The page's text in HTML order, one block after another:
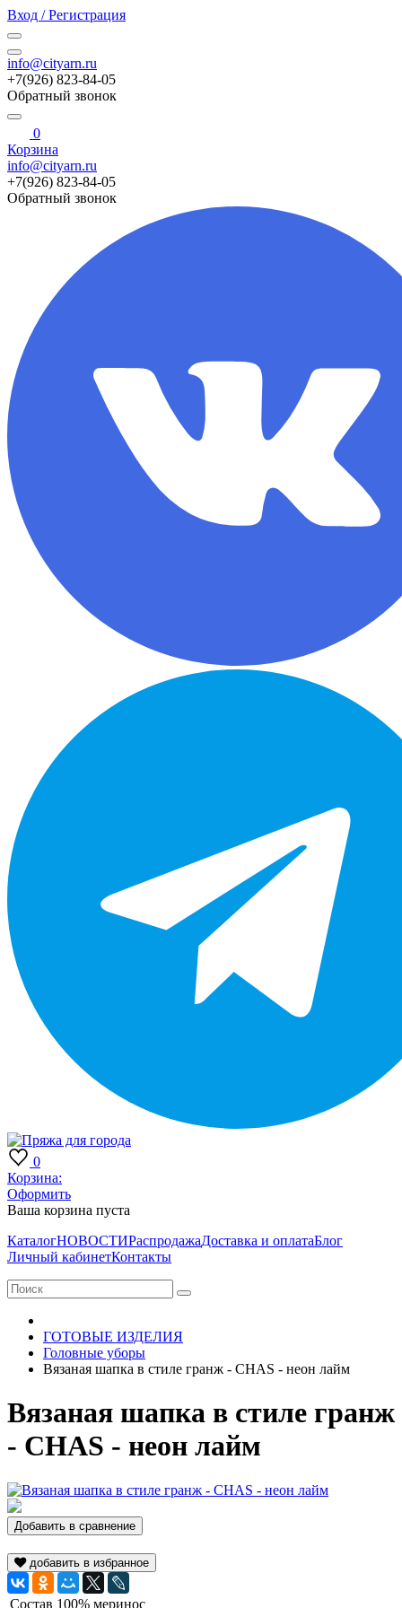
Вход / Регистрация
info@cityarn.ru
+7(926) 823-84-05
Обратный звонок
0
Корзина
info@cityarn.ru
+7(926) 823-84-05
Обратный звонок
0
Корзина:
Оформить
Ваша корзина пуста
КаталогНОВОСТИРаспродажаДоставка и оплатаБлог
Личный кабинетКонтакты
ГОТОВЫЕ ИЗДЕЛИЯ
Головные уборы
Вязаная шапка в стиле гранж - CHAS - неон лайм
Вязаная шапка в стиле гранж
- CHAS - неон лайм
Добавить в сравнение
добавить в избранное
Состав 100% меринос